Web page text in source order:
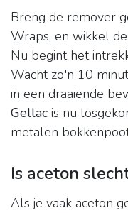
Breng de remover
Wraps, en wikkel
Nu begint het
Wacht zo'n 10
in een draaiende
Gellac is nu
metalen
Is aceton
Als je vaak aceton